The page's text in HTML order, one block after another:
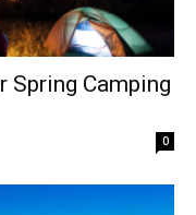
Spring Camping
0